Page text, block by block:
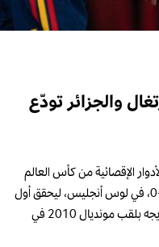
والجزائر تودّع
الإقصائية من كأس العالم
2026 لكرة القدم بعدما تغلب على النمسا 3-0، في لوس أنجليس، ليحقق أول
انتصارٍ له في مباريات خروج المغلوب منذ تتويجه بلقب مونديال 2010 في